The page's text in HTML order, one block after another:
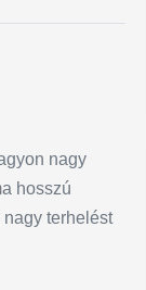
nagy
hosszú
terhelést